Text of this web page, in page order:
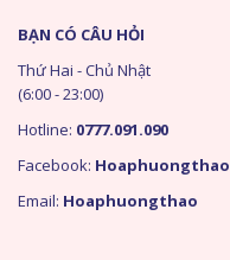
BẠN CÓ CÂU HỎI
Thứ Hai - Chủ Nhật
(6:00 - 23:00)
Hotline: 0777.091.090
Facebook: Hoaphuongthao
Email: Hoaphuongthao